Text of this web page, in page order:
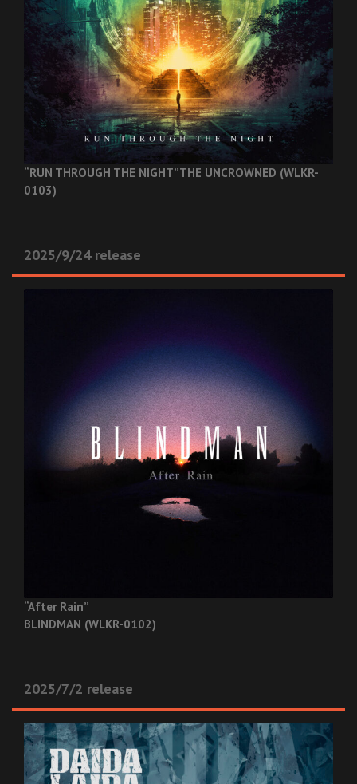
“RUN THROUGH THE NIGHT”THE UNCROWNED (WLKR-
0103)
2025/9/24 release
“After Rain”
BLINDMAN (WLKR-0102)
2025/7/2 release